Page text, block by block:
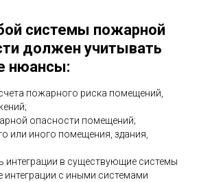
системы пожарной
должен учитывать
нюансы:
пожарного риска помещений,
опасности помещений;
или иного помещения, здания,
интеграции в существующие системы
интеграции с иными системами